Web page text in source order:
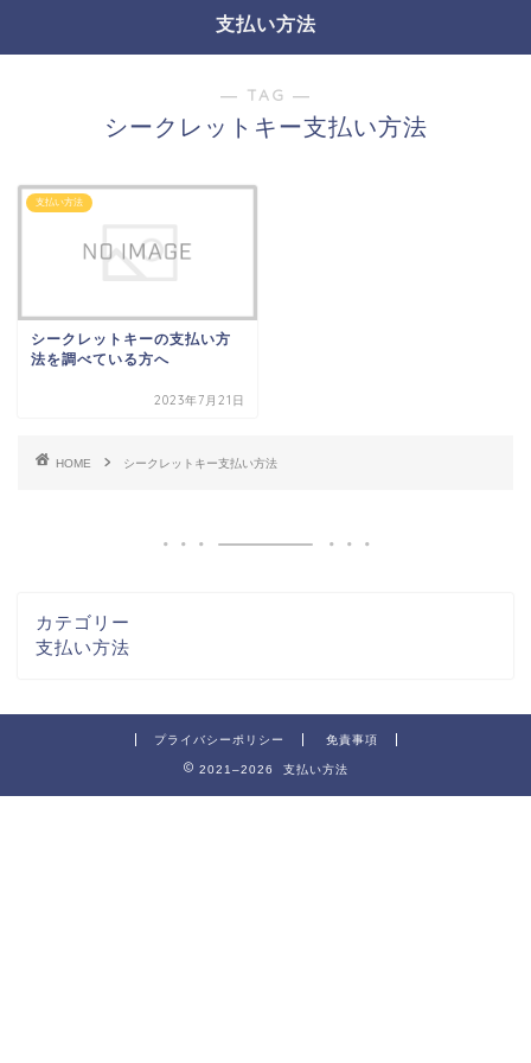
支払い方法
― TAG ―
シークレットキー支払い方法
支払い方法
シークレットキーの支払い方
法を調べている方へ
2023年7月21日
HOME シークレットキー支払い方法
カテゴリー
支払い方法
プライバシーポリシー 免責事項
2021–2026 支払い方法